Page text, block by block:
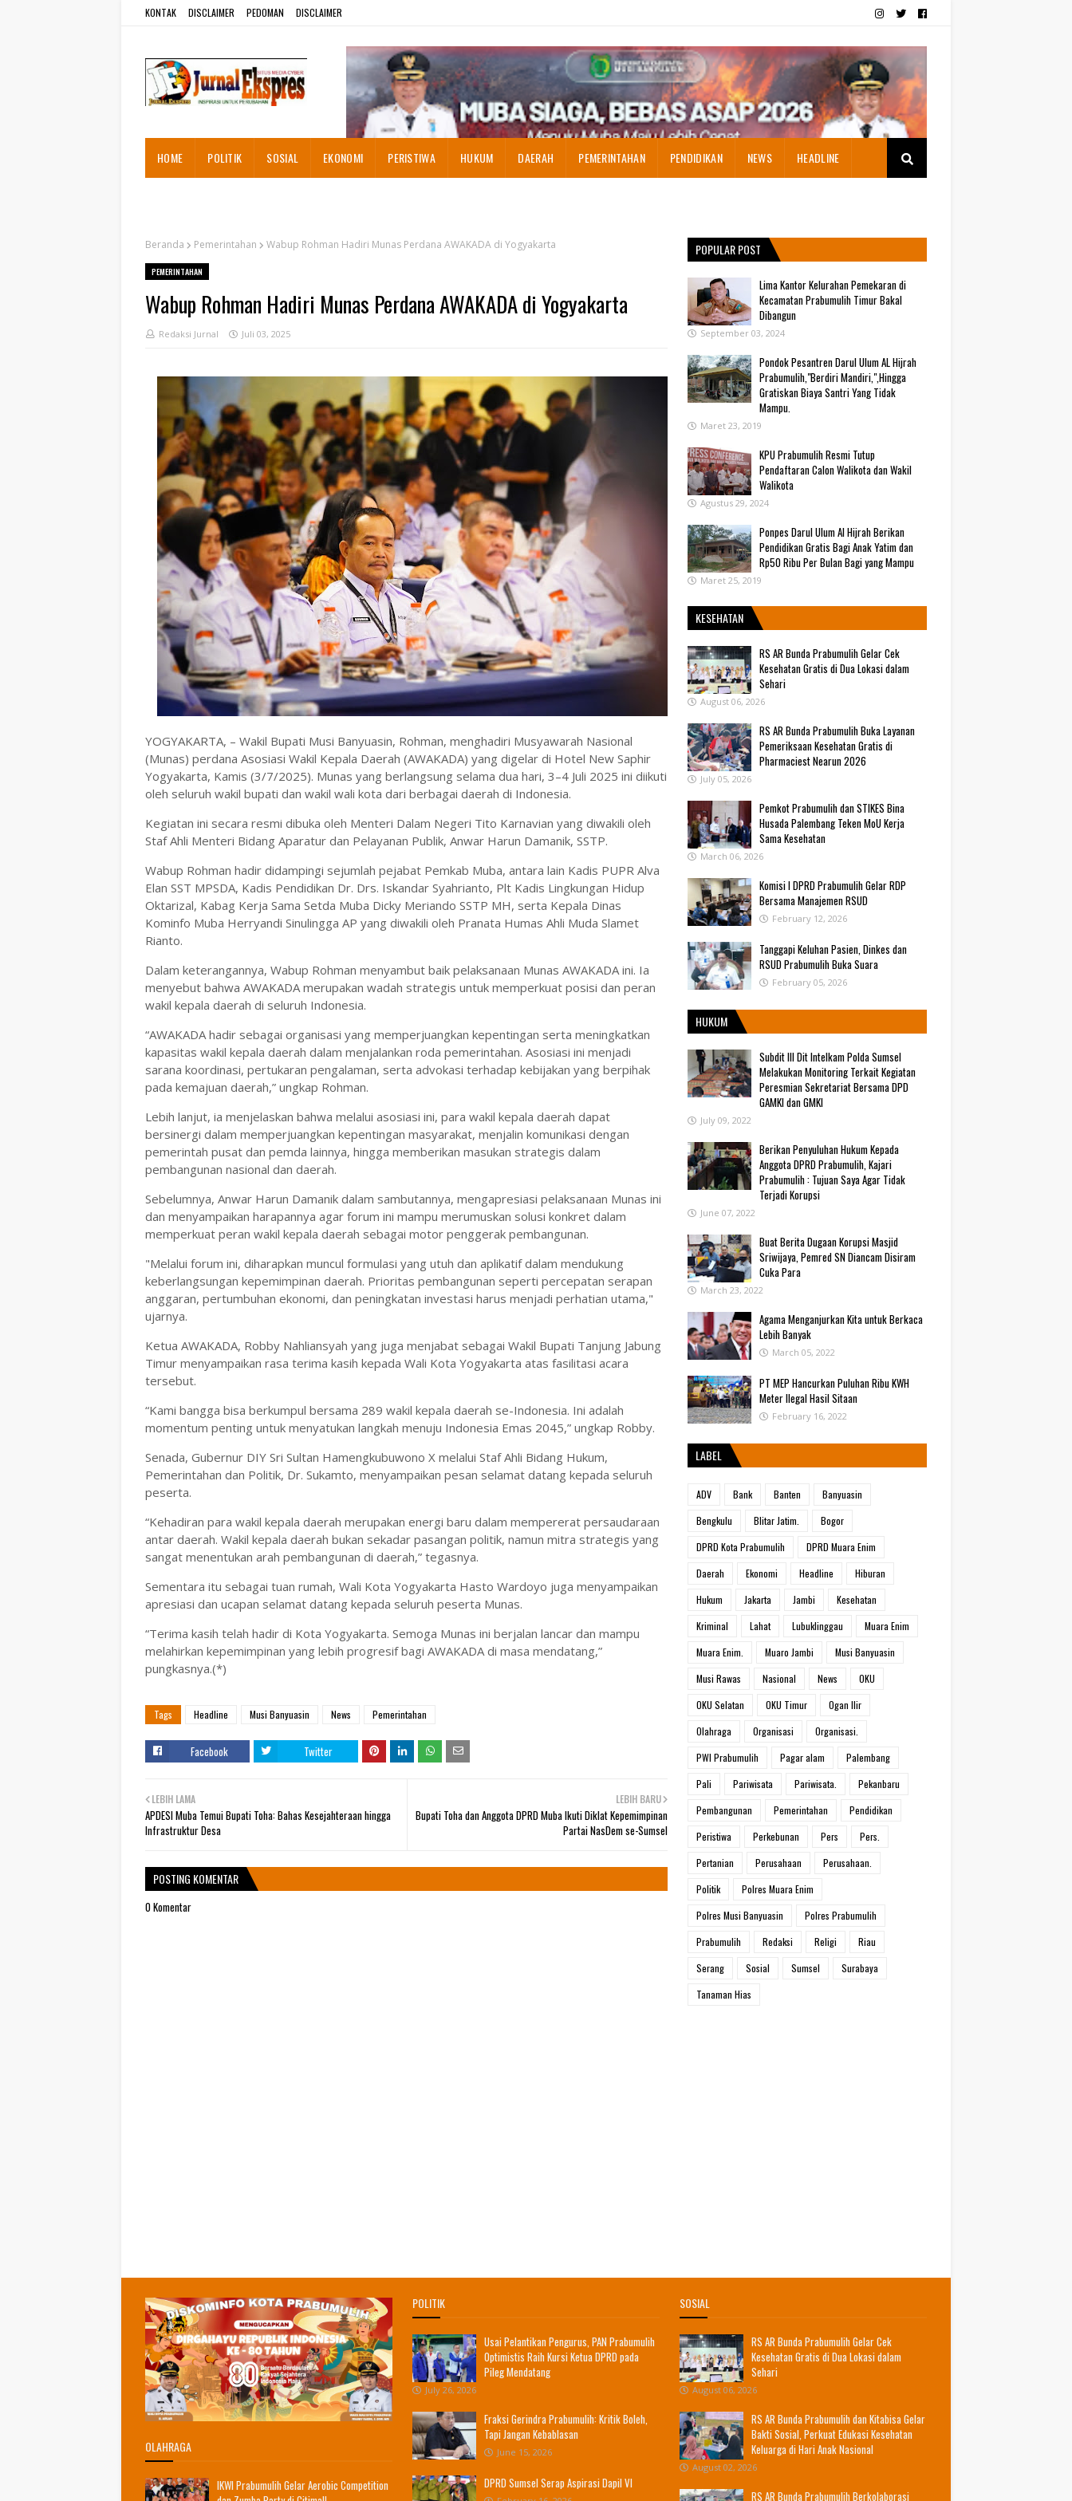
KONTAK DISCLAIMER PEDOMAN DISCLAIMER
HOME POLITIK SOSIAL EKONOMI PERISTIWA HUKUM DAERAH PEMERINTAHAN PENDIDIKAN NEWS HEADLINE
Beranda Pemerintahan Wabup Rohman Hadiri Munas Perdana AWAKADA di Yogyakarta
PEMERINTAHAN
Wabup Rohman Hadiri Munas Perdana AWAKADA di Yogyakarta
Redaksi Jurnal Juli 03, 2025
YOGYAKARTA, – Wakil Bupati Musi Banyuasin, Rohman, menghadiri Musyawarah Nasional
(Munas) perdana Asosiasi Wakil Kepala Daerah (AWAKADA) yang digelar di Hotel New Saphir
Yogyakarta, Kamis (3/7/2025). Munas yang berlangsung selama dua hari, 3–4 Juli 2025 ini diikuti
oleh seluruh wakil bupati dan wakil wali kota dari berbagai daerah di Indonesia.
Kegiatan ini secara resmi dibuka oleh Menteri Dalam Negeri Tito Karnavian yang diwakili oleh
Staf Ahli Menteri Bidang Aparatur dan Pelayanan Publik, Anwar Harun Damanik, SSTP.
Wabup Rohman hadir didampingi sejumlah pejabat Pemkab Muba, antara lain Kadis PUPR Alva
Elan SST MPSDA, Kadis Pendidikan Dr. Drs. Iskandar Syahrianto, Plt Kadis Lingkungan Hidup
Oktarizal, Kabag Kerja Sama Setda Muba Dicky Meriando SSTP MH, serta Kepala Dinas
Kominfo Muba Herryandi Sinulingga AP yang diwakili oleh Pranata Humas Ahli Muda Slamet
Rianto.
Dalam keterangannya, Wabup Rohman menyambut baik pelaksanaan Munas AWAKADA ini. Ia
menyebut bahwa AWAKADA merupakan wadah strategis untuk memperkuat posisi dan peran
wakil kepala daerah di seluruh Indonesia.
“AWAKADA hadir sebagai organisasi yang memperjuangkan kepentingan serta meningkatkan
kapasitas wakil kepala daerah dalam menjalankan roda pemerintahan. Asosiasi ini menjadi
sarana koordinasi, pertukaran pengalaman, serta advokasi terhadap kebijakan yang berpihak
pada kemajuan daerah,” ungkap Rohman.
Lebih lanjut, ia menjelaskan bahwa melalui asosiasi ini, para wakil kepala daerah dapat
bersinergi dalam memperjuangkan kepentingan masyarakat, menjalin komunikasi dengan
pemerintah pusat dan pemda lainnya, hingga memberikan masukan strategis dalam
pembangunan nasional dan daerah.
Sebelumnya, Anwar Harun Damanik dalam sambutannya, mengapresiasi pelaksanaan Munas ini
dan menyampaikan harapannya agar forum ini mampu merumuskan solusi konkret dalam
memperkuat peran wakil kepala daerah sebagai motor penggerak pembangunan.
"Melalui forum ini, diharapkan muncul formulasi yang utuh dan aplikatif dalam mendukung
keberlangsungan kepemimpinan daerah. Prioritas pembangunan seperti percepatan serapan
anggaran, pertumbuhan ekonomi, dan peningkatan investasi harus menjadi perhatian utama,"
ujarnya.
Ketua AWAKADA, Robby Nahliansyah yang juga menjabat sebagai Wakil Bupati Tanjung Jabung
Timur menyampaikan rasa terima kasih kepada Wali Kota Yogyakarta atas fasilitasi acara
tersebut.
“Kami bangga bisa berkumpul bersama 289 wakil kepala daerah se-Indonesia. Ini adalah
momentum penting untuk menyatukan langkah menuju Indonesia Emas 2045,” ungkap Robby.
Senada, Gubernur DIY Sri Sultan Hamengkubuwono X melalui Staf Ahli Bidang Hukum,
Pemerintahan dan Politik, Dr. Sukamto, menyampaikan pesan selamat datang kepada seluruh
peserta.
“Kehadiran para wakil kepala daerah merupakan energi baru dalam mempererat persaudaraan
antar daerah. Wakil kepala daerah bukan sekadar pasangan politik, namun mitra strategis yang
sangat menentukan arah pembangunan di daerah,” tegasnya.
Sementara itu sebagai tuan rumah, Wali Kota Yogyakarta Hasto Wardoyo juga menyampaikan
apresiasi dan ucapan selamat datang kepada seluruh peserta Munas.
“Terima kasih telah hadir di Kota Yogyakarta. Semoga Munas ini berjalan lancar dan mampu
melahirkan kepemimpinan yang lebih progresif bagi AWAKADA di masa mendatang,”
pungkasnya.(*)
Tags Headline Musi Banyuasin News Pemerintahan
Facebook Twitter
LEBIH BARU
Bupati Toha dan Anggota DPRD Muba Ikuti Diklat Kepemimpinan
Partai NasDem se-Sumsel
LEBIH LAMA
APDESI Muba Temui Bupati Toha: Bahas Kesejahteraan hingga
Infrastruktur Desa
POSTING KOMENTAR
0 Komentar
POPULAR POST
Lima Kantor Kelurahan Pemekaran di
Kecamatan Prabumulih Timur Bakal
Dibangun
September 03, 2024
Pondok Pesantren Darul Ulum AL Hijrah
Prabumulih,"Berdiri Mandiri,",Hingga
Gratiskan Biaya Santri Yang Tidak
Mampu.
Maret 23, 2019
KPU Prabumulih Resmi Tutup
Pendaftaran Calon Walikota dan Wakil
Walikota
Agustus 29, 2024
Ponpes Darul Ulum Al Hijrah Berikan
Pendidikan Gratis Bagi Anak Yatim dan
Rp50 Ribu Per Bulan Bagi yang Mampu
Maret 25, 2019
KESEHATAN
RS AR Bunda Prabumulih Gelar Cek
Kesehatan Gratis di Dua Lokasi dalam
Sehari
August 06, 2026
RS AR Bunda Prabumulih Buka Layanan
Pemeriksaan Kesehatan Gratis di
Pharmaciest Nearun 2026
July 05, 2026
Pemkot Prabumulih dan STIKES Bina
Husada Palembang Teken MoU Kerja
Sama Kesehatan
March 06, 2026
Komisi I DPRD Prabumulih Gelar RDP
Bersama Manajemen RSUD
February 12, 2026
Tanggapi Keluhan Pasien, Dinkes dan
RSUD Prabumulih Buka Suara
February 05, 2026
HUKUM
Subdit III Dit Intelkam Polda Sumsel
Melakukan Monitoring Terkait Kegiatan
Peresmian Sekretariat Bersama DPD
GAMKI dan GMKI
July 09, 2022
Berikan Penyuluhan Hukum Kepada
Anggota DPRD Prabumulih, Kajari
Prabumulih : Tujuan Saya Agar Tidak
Terjadi Korupsi
June 07, 2022
Buat Berita Dugaan Korupsi Masjid
Sriwijaya, Pemred SN Diancam Disiram
Cuka Para
March 23, 2022
Agama Menganjurkan Kita untuk Berkaca
Lebih Banyak
March 05, 2022
PT MEP Hancurkan Puluhan Ribu KWH
Meter Ilegal Hasil Sitaan
February 16, 2022
LABEL
ADV Bank Banten
Banyuasin
Bengkulu
Blitar Jatim.
Bogor
DPRD Kota Prabumulih
DPRD Muara Enim
Daerah
Ekonomi Headline
Hiburan
Hukum
Jakarta Jambi
Kesehatan
Kriminal
Lahat Lubuklinggau
Muara Enim
Muara Enim.
Muaro Jambi
Musi Banyuasin
Musi Rawas
Nasional News
OKU
OKU Selatan
OKU Timur
Ogan Ilir
Olahraga
Organisasi
Organisasi.
PWI Prabumulih
Pagar alam
Palembang
Pali
Pariwisata Pariwisata.
Pekanbaru
Pembangunan
Pemerintahan
Pendidikan
Peristiwa
Perkebunan Pers
Pers.
Pertanian
Perusahaan
Perusahaan.
Politik
Polres Muara Enim
Polres Musi Banyuasin
Polres Prabumulih
Prabumulih
Redaksi Religi
Riau
Serang
Sosial Sumsel
Surabaya
Tanaman Hias
OLAHRAGA
IKWI Prabumulih Gelar Aerobic Competition
POLITIK
Usai Pelantikan Pengurus, PAN Prabumulih
Optimistis Raih Kursi Ketua DPRD pada
Pileg Mendatang
July 26, 2026
Fraksi Gerindra Prabumulih: Kritik Boleh,
Tapi Jangan Kebablasan
June 15, 2026
DPRD Sumsel Serap Aspirasi Dapil VI
SOSIAL
RS AR Bunda Prabumulih Gelar Cek
Kesehatan Gratis di Dua Lokasi dalam
Sehari
August 06, 2026
RS AR Bunda Prabumulih dan Kitabisa Gelar
Bakti Sosial, Perkuat Edukasi Kesehatan
Keluarga di Hari Anak Nasional
August 02, 2026
RS AR Bunda Prabumulih Berkolaborasi